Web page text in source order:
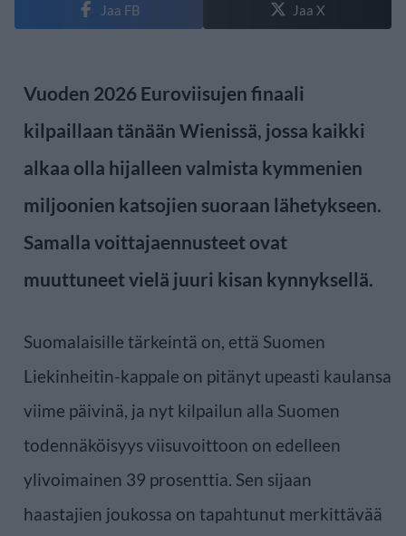
Jaa FB Jaa X
Vuoden 2026 Euroviisujen finaali
kilpaillaan tänään Wienissä, jossa kaikki
alkaa olla hijalleen valmista kymmenien
miljoonien katsojien suoraan lähetykseen.
Samalla voittajaennusteet ovat
muuttuneet vielä juuri kisan kynnyksellä.
Suomalaisille tärkeintä on, että Suomen
Liekinheitin-kappale on pitänyt upeasti kaulansa
viime päivinä, ja nyt kilpailun alla Suomen
todennäköisyys viisuvoittoon on edelleen
ylivoimainen 39 prosenttia. Sen sijaan
haastajien joukossa on tapahtunut merkittävää